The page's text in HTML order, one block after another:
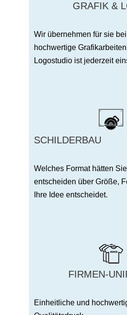
GRAFIK &
Wir übernehmen für sie
hochwertige
Logostudio ist jederzeit
SCHILDERBAU
Welches Format hätten
entscheiden über Größe,
Ihre Idee entscheidet.
FIRMEN-
Einheitliche und